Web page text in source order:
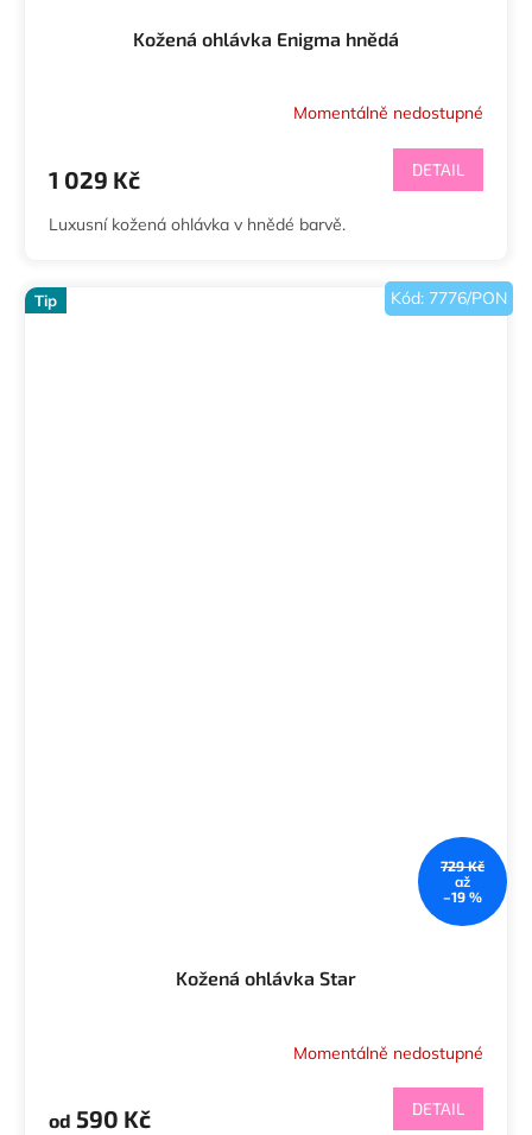
Kožená ohlávka Enigma hnědá
Momentálně nedostupné
1 029 Kč DETAIL
Luxusní kožená ohlávka v hnědé barvě.
Tip
729 Kč
až
–19 %
Kožená ohlávka Star
Momentálně nedostupné
od 590 Kč DETAIL
Kód: 7776/PON